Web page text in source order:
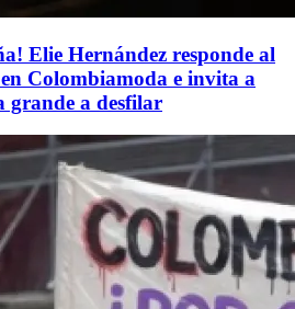
Elie Hernández responde al
Colombiamoda e invita a
grande a desfilar